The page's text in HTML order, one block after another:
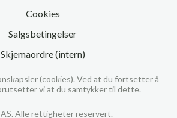
Cookies
Salgsbetingelser
Skjemaordre (intern)
Alle rettigheter reservert.
(cookies). Ved at du fortsetter å
vi at du samtykker til dette.